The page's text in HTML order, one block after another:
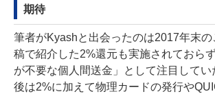
期待
筆者がKyashと出会ったのは2017年末
稿で紹介した2%還元も実施されておら
が不要な個人間送金」として注目して
後は2%に加えて物理カードの発行や